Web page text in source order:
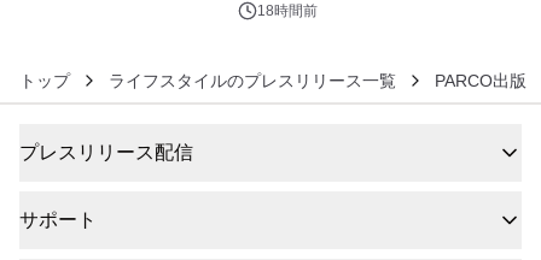
18時間前
トップ ライフスタイルのプレスリリース一覧 PARCO出版
プレスリリース配信
サポート